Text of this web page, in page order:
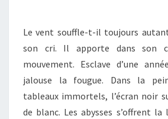
Le vent souffle-t-il toujours
son cri. Il apporte dans son
mouvement. Esclave d’une
jalouse la fougue. Dans la
tableaux immortels, l’écran noir
de blanc. Les abysses s’offrent la